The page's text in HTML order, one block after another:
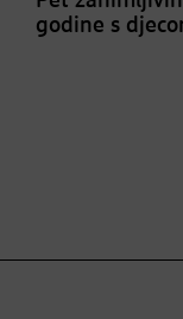
godine s